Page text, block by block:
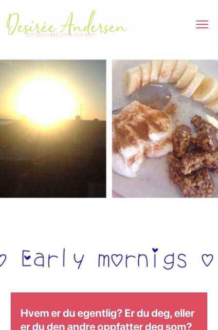
Hvem er du egentlig? Er du deg, eller
er du den andre oppfatter deg som?